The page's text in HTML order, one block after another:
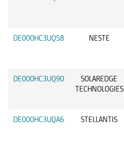
DE000HC3UQ58 NESTE
DE000HC3UQ90
SOLAREDGE
TECHNOLOGIES
DE000HC3UQA6 STELLANTIS